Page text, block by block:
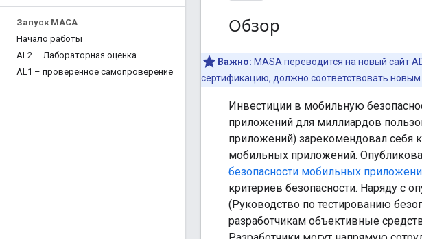
Запуск МАСА
Начало работы
AL2 — Лабораторная оценка
AL1 – проверенное самопроверение
Обзор
Важно: MASA переводится на новый сайт
сертификацию, должно соответствовать новым
Инвестиции в мобильную
приложений для миллиардов
приложений) зарекомендовал себя
мобильных приложений.
безопасности мобильных
критериев безопасности. Наряду с
(Руководство по тестированию
разработчикам объективные